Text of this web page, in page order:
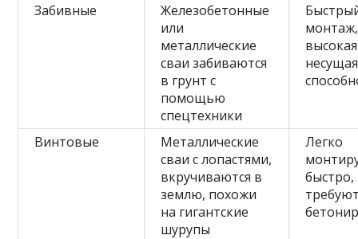
Забивные
Железобетонные
или
металлические
сваи забиваются
в грунт с
помощью
спецтехники
монтаж,
высокая
несущая
Винтовые
Металлические
сваи с лопастями,
вкручиваются в
землю, похожи
на гигантские
шурупы
Легко
быстро,